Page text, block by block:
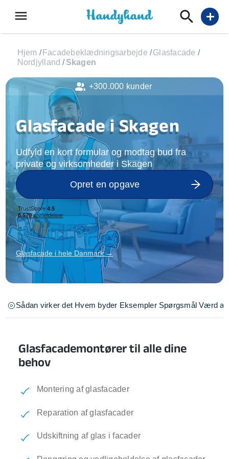
menu add
Hjem / Facadebeklædningsarbejde /Glasfacade /
Nordjylland /Skagen
Glasfacade i Skagen
Udfyld en kort formular og modtag bud fra
private og virksomheder i Skagen
Opret en opgave
Glasfacade i hele Danmark →
Sådan virker det Hvem byder Eksempler Spørgsmål Værd at
Glasfacademontører til alle dine
behov
Montering af glasfacader
Reparation af glasfacader
Udskiftning af glas i facader
+300.000 kunder